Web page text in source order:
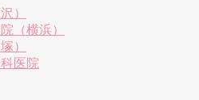
）
（横浜）
）
医院